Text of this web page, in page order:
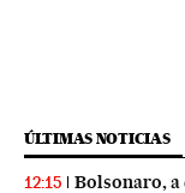
ÚLTIMAS NOTICIAS
12:15 Bolsonaro,